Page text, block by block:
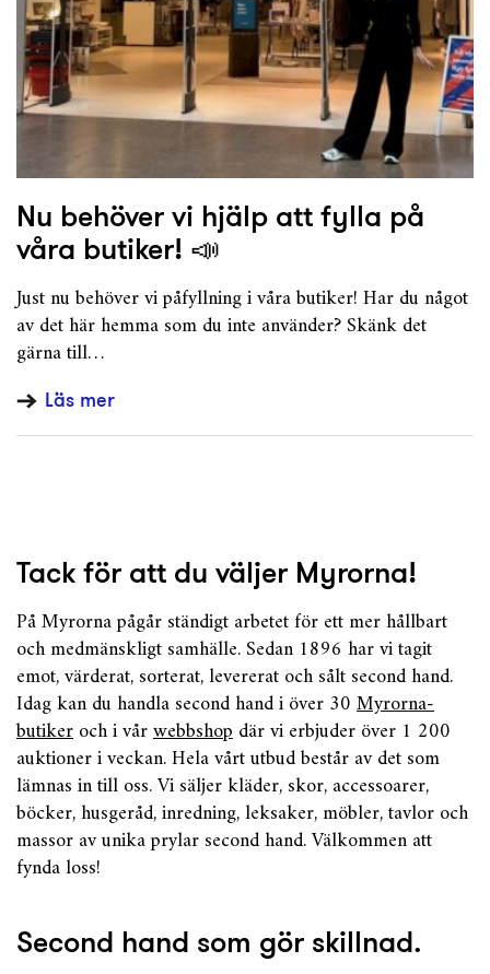
Nu behöver vi hjälp att fylla på
våra butiker! 📣
Just nu behöver vi påfyllning i våra butiker! Har du något
av det här hemma som du inte använder? Skänk det
gärna till…
Läs mer
Tack för att du väljer Myrorna!
På Myrorna pågår ständigt arbetet för ett mer hållbart
och medmänskligt samhälle. Sedan 1896 har vi tagit
emot, värderat, sorterat, levererat och sålt second hand.
Idag kan du handla second hand i över 30Myrorna-
butikeroch i vårwebbshopdär vi erbjuder över 1 200
auktioner i veckan. Hela vårt utbud består av det som
lämnas in till oss. Vi säljer kläder, skor, accessoarer,
böcker, husgeråd, inredning, leksaker, möbler, tavlor och
massor av unika prylar second hand. Välkommen att
fynda loss!
Second hand som gör skillnad.